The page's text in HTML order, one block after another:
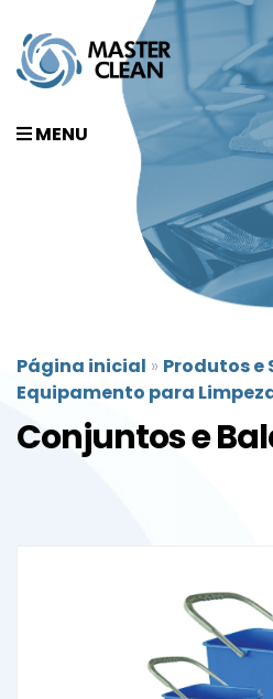
MENU
Página inicial » Produtos e
Equipamento para
Conjuntos e